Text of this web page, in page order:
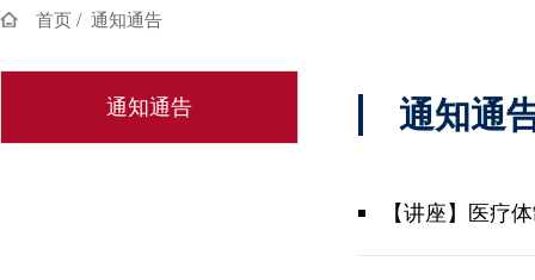
首页 / 通知通告
通知通告 通知通
【讲座】医疗